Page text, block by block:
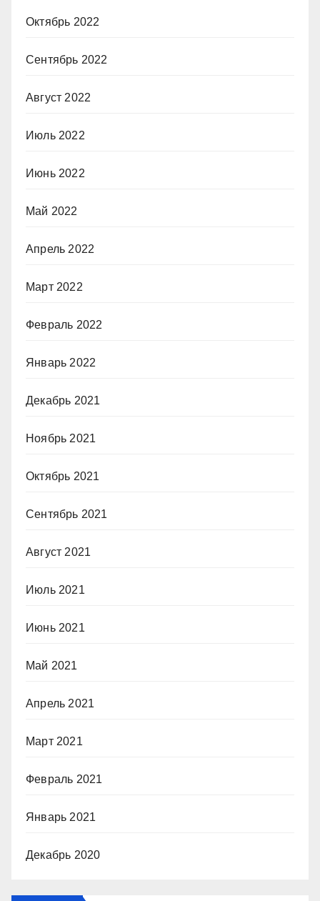
Октябрь 2022
Сентябрь 2022
Август 2022
Июль 2022
Июнь 2022
Май 2022
Апрель 2022
Март 2022
Февраль 2022
Январь 2022
Декабрь 2021
Ноябрь 2021
Октябрь 2021
Сентябрь 2021
Август 2021
Июль 2021
Июнь 2021
Май 2021
Апрель 2021
Март 2021
Февраль 2021
Январь 2021
Декабрь 2020